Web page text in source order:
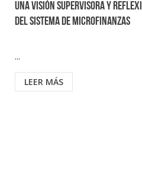
Una visión supervisora y
del sistema de microfinanzas
...
LEER MÁS